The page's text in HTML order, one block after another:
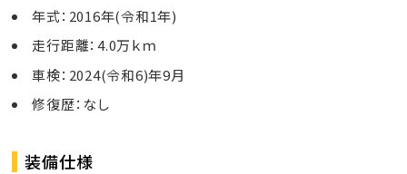
年式：2016年(令和1年)
走行距離：4.0万ｋｍ
車検：2024(令和6)年9月
修復歴：なし
装備仕様